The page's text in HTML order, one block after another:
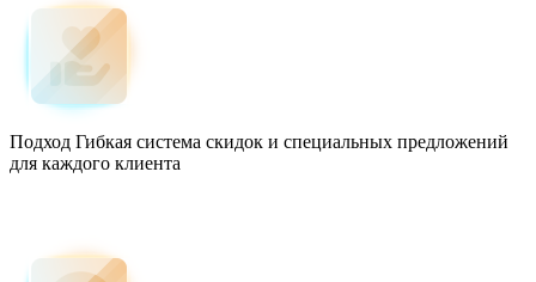
Подход Гибкая система скидок и специальных предложений
для каждого клиента